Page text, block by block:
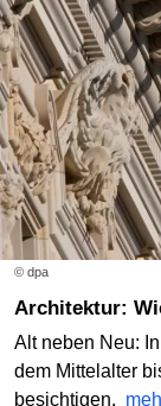
© dpa
Architektur:
Alt neben Neu:
dem Mittelalter
besichtigen.